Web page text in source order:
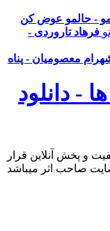
- حالمو عوض کن
فرهاد تاروردی -
معصومیان - پناه
- دانلود
و پخش آنلاین قرار
صاحب اثر میباشد